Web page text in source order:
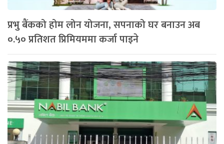
प्रभु बैंकको होम लोन योजना, सपनाको घर बनाउन अब
०.५० प्रतिशत प्रिमियममा कर्जा पाइने